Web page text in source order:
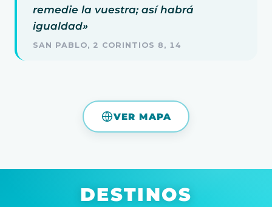
remedie la vuestra; así habrá
igualdad»
SAN PABLO, 2 CORINTIOS 8, 14
VER MAPA
DESTINOS